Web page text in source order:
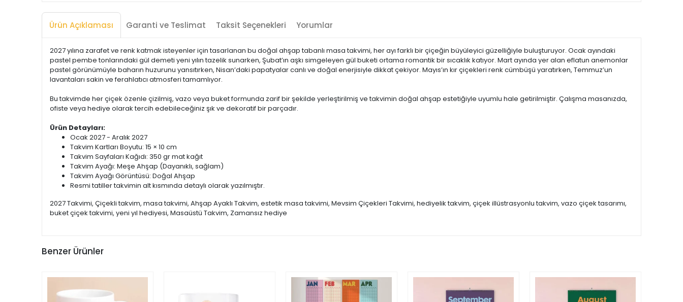
Ürün Açıklaması Garanti ve Teslimat Taksit Seçenekleri Yorumlar
2027 yılına zarafet ve renk katmak isteyenler için tasarlanan bu doğal ahşap tabanlı masa takvimi, her ayı farklı bir çiçeğin büyüleyici güzelliğiyle buluşturuyor. Ocak ayındaki
pastel pembe tonlarındaki gül demeti yeni yılın tazelik sunarken, Şubat’ın aşkı simgeleyen gül buketi ortama romantik bir sıcaklık katıyor. Mart ayında yer alan eflatun anemonlar
pastel görünümüyle baharın huzurunu yansıtırken, Nisan’daki papatyalar canlı ve doğal enerjisiyle dikkat çekiyor. Mayıs’ın kır çiçekleri renk cümbüşü yaratırken, Temmuz’un
lavantaları sakin ve ferahlatıcı atmosferi tamamlıyor.
Bu takvimde her çiçek özenle çizilmiş, vazo veya buket formunda zarif bir şekilde yerleştirilmiş ve takvimin doğal ahşap estetiğiyle uyumlu hale getirilmiştir. Çalışma masanızda,
ofiste veya hediye olarak tercih edebileceğiniz şık ve dekoratif bir parçadır.
Ürün Detayları:
Ocak 2027 - Aralık 2027
Takvim Kartları Boyutu: 15 × 10 cm
Takvim Sayfaları Kağıdı: 350 gr mat kağıt
Takvim Ayağı: Meşe Ahşap (Dayanıklı, sağlam)
Takvim Ayağı Görüntüsü: Doğal Ahşap
Resmi tatiller takvimin alt kısmında detaylı olarak yazılmıştır.
2027 Takvimi, Çiçekli takvim, masa takvimi, Ahşap Ayaklı Takvim, estetik masa takvimi, Mevsim Çiçekleri Takvimi, hediyelik takvim, çiçek illüstrasyonlu takvim, vazo çiçek tasarımı,
buket çiçek takvimi, yeni yıl hediyesi, Masaüstü Takvim, Zamansız hediye
Benzer Ürünler